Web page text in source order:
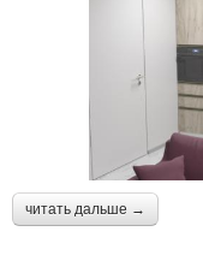
читать дальше →